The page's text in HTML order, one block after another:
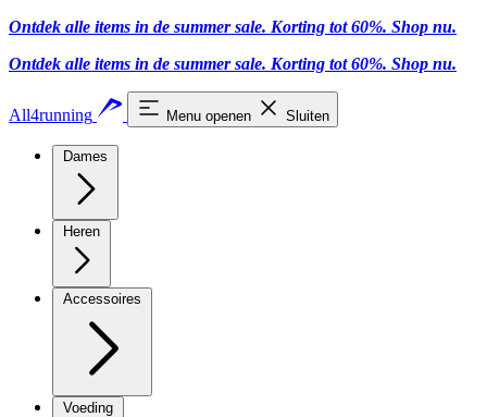
Ontdek alle items in de summer sale. Korting tot 60%. Shop nu.
Ontdek alle items in de summer sale. Korting tot 60%. Shop nu.
All4running Menu openen Sluiten
Dames
Heren
Accessoires
Voeding